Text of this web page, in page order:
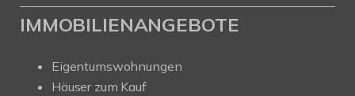
IMMOBILIENANGEBOTE
Eigentumswohnungen
Häuser zum Kauf